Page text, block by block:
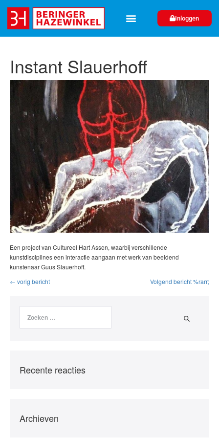
Inloggen
Instant Slauerhoff
Een project van Cultureel Hart Assen, waarbij verschillende
kunstdisciplines een interactie aangaan met werk van beeldend
kunstenaar Guus Slauerhoff.
← vorig bericht
Volgend bericht %rarr;
Recente reacties
Archieven